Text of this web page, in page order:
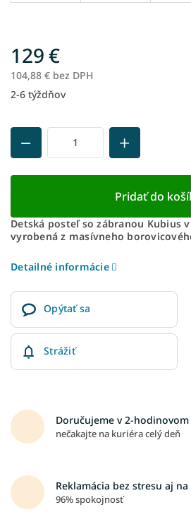
129 €
104,88 € bez DPH
Jednotková
2-6 týždňov
Pridať do
Detská posteľ so zábranou Kubius
vyrobená z masívneho
Detailné informácie
Opýtať sa
Strážiť
Doručujeme v 2-
nečakajte na kuriéra celý deň
Reklamácia bez stresu aj
96% spokojnosť